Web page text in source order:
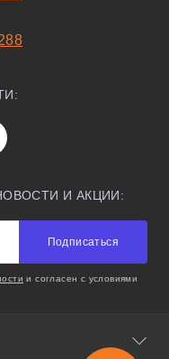
И АКЦИИ:
Подписаться
и согласен с условиями